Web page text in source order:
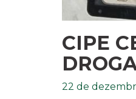
CIPE
22 de